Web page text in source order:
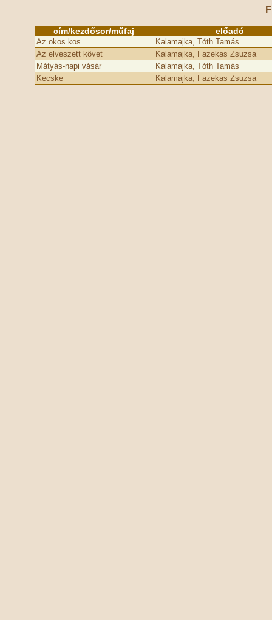
cím/kezdősor/műfaj előadó
Az okos kos
Kalamajka, Tóth Tamás
Az elveszett követ
Kalamajka, Fazekas Zsuzsa
Mátyás-napi vásár
Kalamajka, Tóth Tamás
Kecske
Kalamajka, Fazekas Zsuzsa